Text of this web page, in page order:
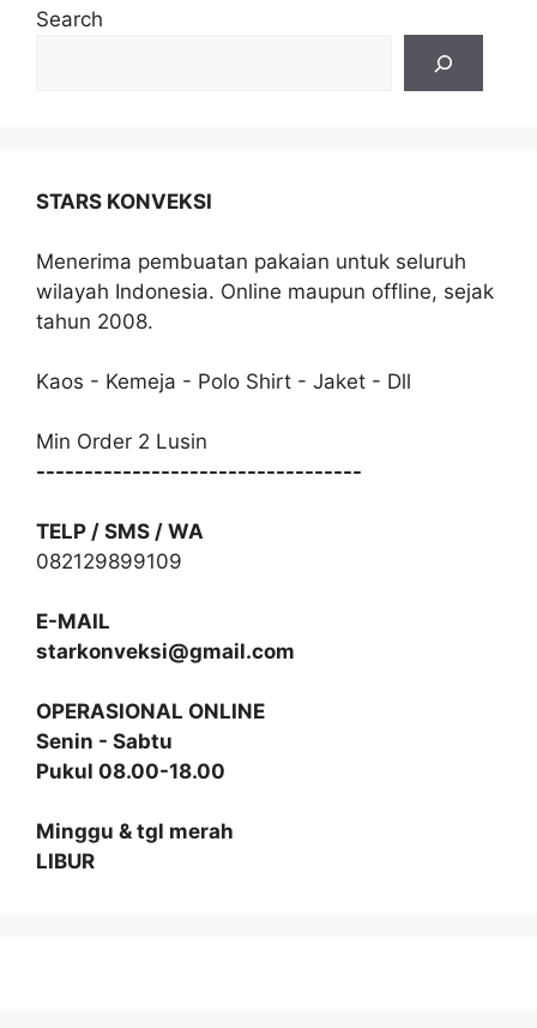
Search
STARS KONVEKSI
Menerima pembuatan pakaian untuk seluruh
wilayah Indonesia. Online maupun offline, sejak
tahun 2008.
Kaos - Kemeja - Polo Shirt - Jaket - Dll
Min Order 2 Lusin
----------------------------------
TELP / SMS / WA
082129899109
E-MAIL
starkonveksi@gmail.com
OPERASIONAL ONLINE
Senin - Sabtu
Pukul 08.00-18.00
Minggu & tgl merah
LIBUR